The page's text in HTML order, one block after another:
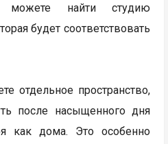
можете найти студию
будет соответствовать
отдельное пространство,
после насыщенного дня
как дома. Это особенно